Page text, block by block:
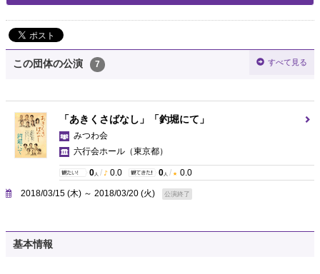
この団体の公演 7 すべて見る
「あきくさばなし」「釣堀にて」
みつわ会
六行会ホール （東京都）
0 人 / 0.0 0 人 / 0.0
2018/03/15 (木) ～ 2018/03/20 (火) 公演終了
基本情報